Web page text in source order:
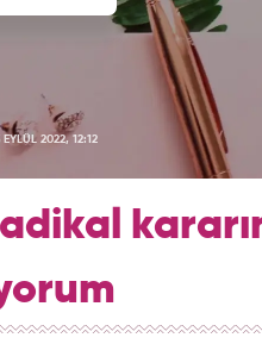
EYLÜL 2022, 12:12